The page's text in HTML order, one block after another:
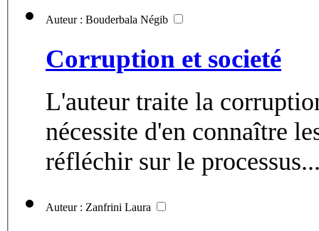
Auteur : Bouderbala Négib
Corruption et societé
L'auteur traite la
nécessite d'en connaître
réfléchir sur le
Auteur : Zanfrini Laura